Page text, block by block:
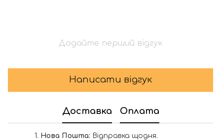
Додайте перший відгук
Написати відгук
Доставка Оплата
Нова Пошта: Відправка щодня.